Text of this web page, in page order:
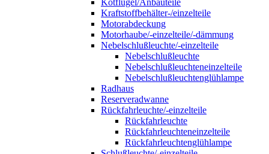
Kotflügel/Anbauteile
Kraftstoffbehälter-/einzelteile
Motorabdeckung
Motorhaube/-einzelteile/-dämmung
Nebelschlußleuchte/-einzelteile
Nebelschlußleuchte
Nebelschlußleuchteneinzelteile
Nebelschlußleuchtenglühlampe
Radhaus
Reserveradwanne
Rückfahrleuchte/-einzelteile
Rückfahrleuchte
Rückfahrleuchteneinzelteile
Rückfahrleuchtenglühlampe